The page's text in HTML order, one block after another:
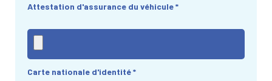
Attestation d'assurance du véhicule*
Carte nationale d'identité*